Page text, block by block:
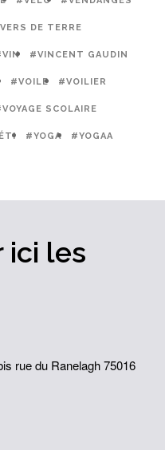
DE TERRE
#VINCENT GAUDIN
#VOILE #VOILIER
SCOLAIRE
#YOGA #YOGAA
ici les
rue du Ranelagh75016